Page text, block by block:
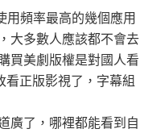
用頻率最高的幾個應用
大多數人應該都不會去
買美劇版權是對國人看
看正版影視了，字幕組
廣了，哪裡都能看到自